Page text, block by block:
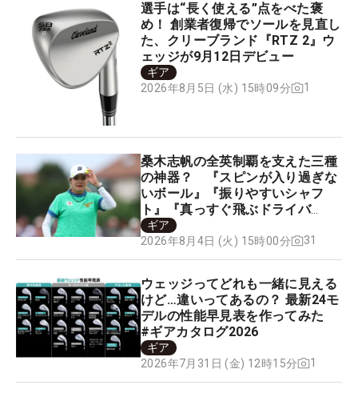
選手は“長く使える”点をべた褒
め！ 創業者復帰でソールを見直し
た、クリーブランド『RTZ 2』ウ
ェッジが9月12日デビュー
ギア
2026年8月5日 (水) 15時09分
1
桑木志帆の全英制覇を支えた三種
の神器？ 『スピンが入り過ぎな
いボール』『振りやすいシャフ
ト』『真っすぐ飛ぶドライバ
ー』 #女子プロセッティング
ギア
2026年8月4日 (火) 15時00分
31
ウェッジってどれも一緒に見える
けど…違いってあるの？ 最新24モ
デルの性能早見表を作ってみた
#ギアカタログ2026
ギア
2026年7月31日 (金) 12時15分
1